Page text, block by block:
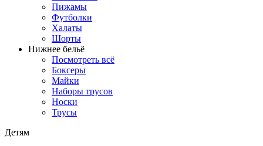
Пижамы
Футболки
Халаты
Шорты
Нижнее бельё
Посмотреть всё
Боксеры
Майки
Наборы трусов
Носки
Трусы
Детям